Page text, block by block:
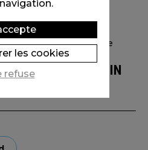
MA POCHE
DES TRÉSORS PLEIN
les cookies
refuse